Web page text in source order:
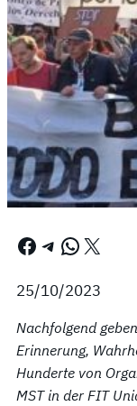
Facebook Telegram WhatsApp X
25/10/2023
Nachfolgend
Erinnerung,
Hunderte von
MST in der FIT